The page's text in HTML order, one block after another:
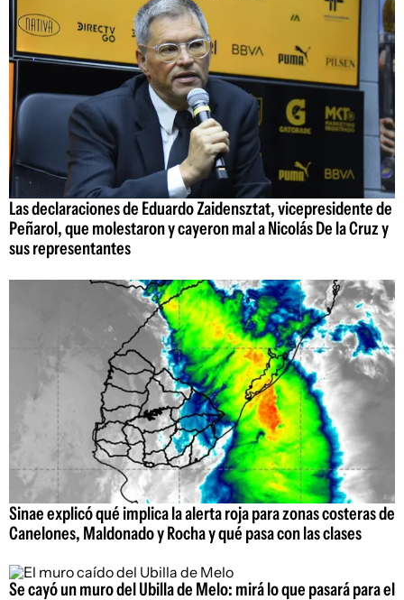
Las declaraciones de Eduardo Zaidensztat, vicepresidente de
Peñarol, que molestaron y cayeron mal a Nicolás De la Cruz y
sus representantes
Sinae explicó qué implica la alerta roja para zonas costeras de
Canelones, Maldonado y Rocha y qué pasa con las clases
Se cayó un muro del Ubilla de Melo: mirá lo que pasará para el